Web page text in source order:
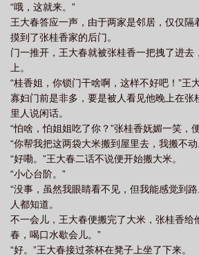
“哦，这就来。”
王大春答应一声，由于两家是邻居，仅仅隔
摸到了张桂香家的后门。
门一推开，王大春就被张桂香一把拽了进去
上。
“桂香姐，你锁门干啥啊，这样不好吧！”王
寡妇门前是非多，要是被人看见他晚上在张
里人说闲话。
“怕啥，怕姐姐吃了你？”张桂香妩媚一笑，
“你帮我把这两袋大米搬到屋里去，我搬不动
“好嘞。”王大春二话不说便开始搬大米。
“小心台阶。”
“没事，虽然我眼睛看不见，但我能感觉到
人都知道。
不一会儿，王大春便搬完了大米，张桂香给
春，喝口水歇会儿。”
“好。”王大春接过茶杯在凳子上坐了下来。